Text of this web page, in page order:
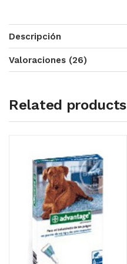
Descripción
Valoraciones (26)
Related products